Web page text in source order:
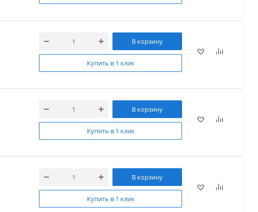
В корзину
Купить в 1 клик
В корзину
Купить в 1 клик
В корзину
Купить в 1 клик